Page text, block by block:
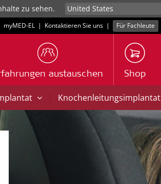
zu sehen.
myMED‑EL | Kontaktieren Sie uns | Für Fachleute
austauschen Shop
| Knochenleitungsimplantat